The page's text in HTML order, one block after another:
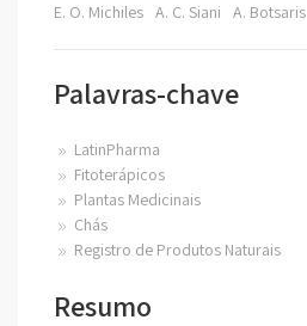
E. O. Michiles A. C. Siani A. Botsaris
Palavras-chave
LatinPharma
Fitoterápicos
Plantas Medicinais
Chás
Registro de Produtos Naturais
Resumo